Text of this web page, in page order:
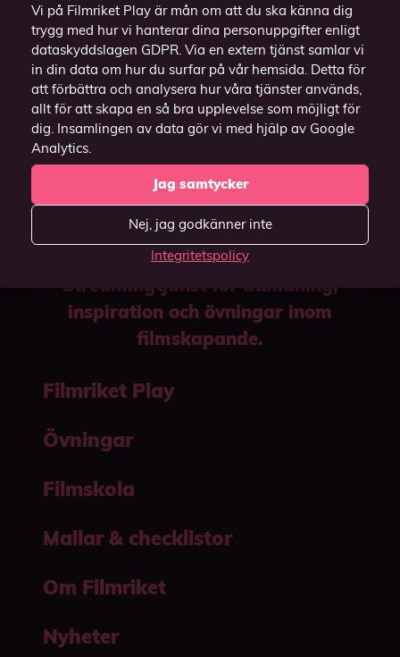
Vi på Filmriket Play är mån om att du ska känna dig
trygg med hur vi hanterar dina personuppgifter enligt
dataskyddslagen GDPR. Via en extern tjänst samlar vi
in din data om hur du surfar på vår hemsida. Detta för
att förbättra och analysera hur våra tjänster används,
allt för att skapa en så bra upplevelse som möjligt för
dig. Insamlingen av data gör vi med hjälp av Google
Analytics.
Jag samtycker
Nej, jag godkänner inte
Integritetspolicy
Streamingtjänst för utbildning,
inspiration och övningar inom
filmskapande.
Filmriket Play
Övningar
Filmskola
Mallar & checklistor
Om Filmriket
Nyheter